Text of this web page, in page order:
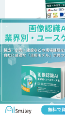
選び方ガイド